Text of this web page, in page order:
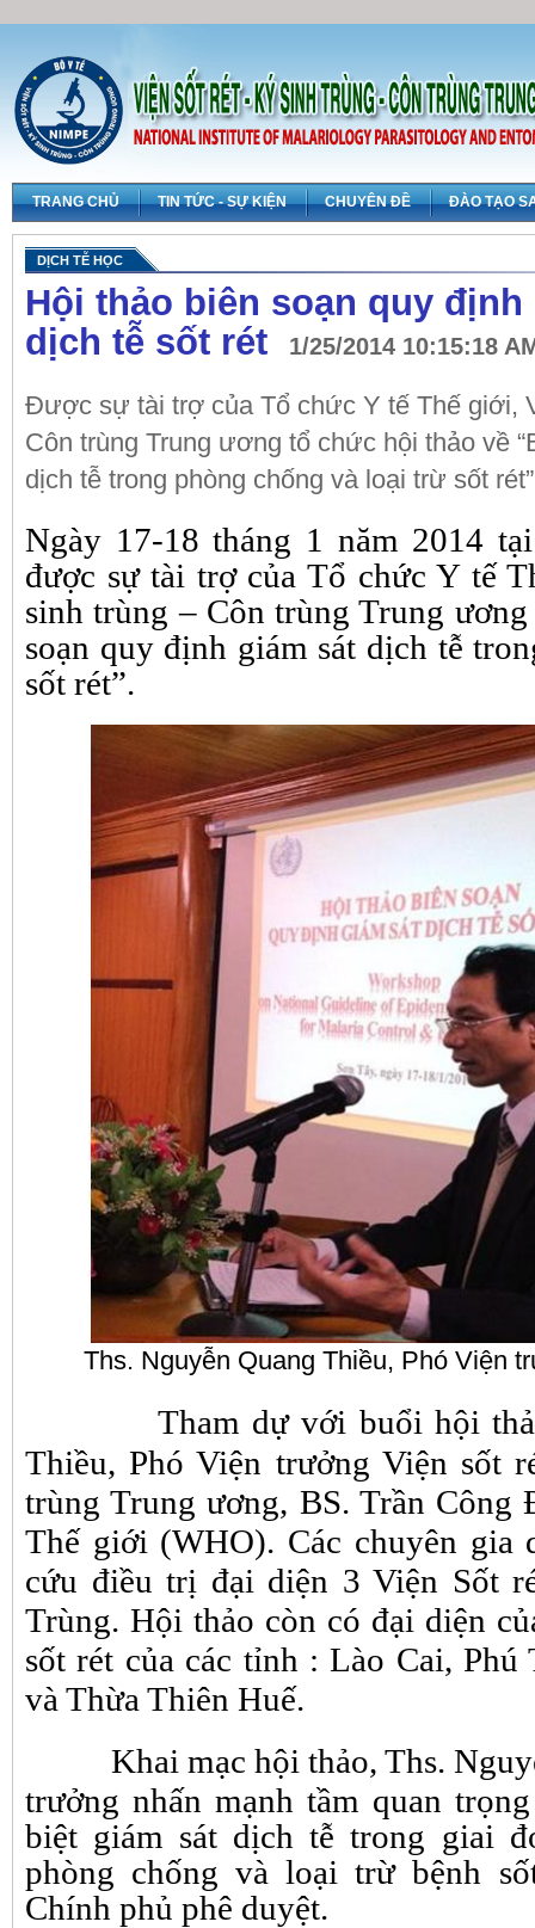
TRANG CHỦ TIN TỨC - SỰ KIỆN CHUYÊN ĐỀ ĐÀO TẠO
DỊCH TỄ HỌC
Hội thảo biên soạn quy
dịch tễ sốt rét
1/25/2014 10:15:18
Được sự tài trợ của Tổ chức Y tế Thế giới,
Côn trùng Trung ương tổ chức hội thảo về
dịch tễ trong phòng chống và loại trừ sốt
Ngày 17-18 tháng 1 năm 2014
được sự tài trợ của Tổ chức Y tế
sinh trùng – Côn trùng Trung
soạn quy định giám sát dịch tễ
sốt rét”.
Ths. Nguyễn Quang Thiều, Phó Viện
Tham dự với buổi hội
Thiều, Phó Viện trưởng Viện sốt
trùng Trung ương, BS. Trần
Thế giới (WHO). Các chuyên gia
cứu điều trị đại diện 3 Viện Sốt
Trùng. Hội thảo còn có đại diện
sốt rét của các tỉnh : Lào Cai,
và Thừa Thiên Huế.
Khai mạc hội thảo, Ths.
trưởng nhấn mạnh tầm quan
biệt giám sát dịch tễ trong giai
phòng chống và loại trừ bệnh
Chính phủ phê duyệt.